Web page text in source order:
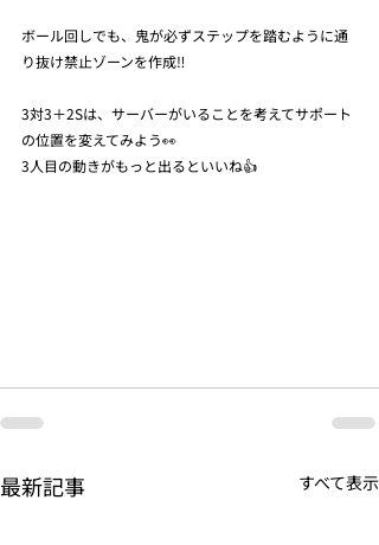
ボール回しでも、鬼が必ずステップを踏むように通
り抜け禁止ゾーンを作成‼️
3対3＋2Sは、サーバーがいることを考えてサポート
の位置を変えてみよう👀
3人目の動きがもっと出るといいね👍
最新記事 すべて表示